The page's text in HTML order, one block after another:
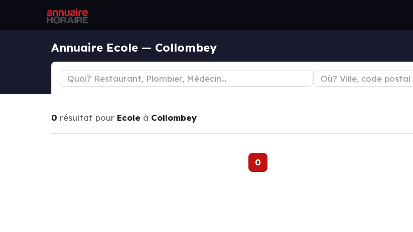
Annuaire Ecole — Collombey
0 résultat pour Ecole à Collombey
0